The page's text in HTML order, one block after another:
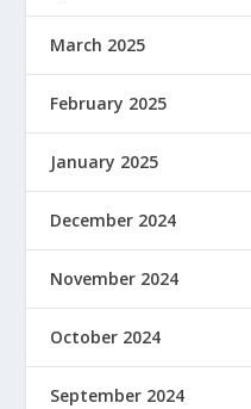
March 2025
February 2025
January 2025
December 2024
November 2024
October 2024
September 2024